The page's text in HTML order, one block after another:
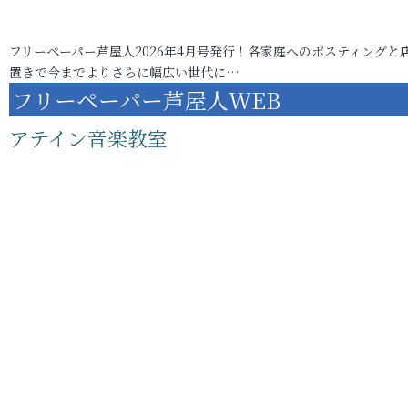
フリーペーパー芦屋人2026年4月号発行！各家庭へのポスティングと
置きで今までよりさらに幅広い世代に…
フリーペーパー芦屋人WEB
アテイン音楽教室